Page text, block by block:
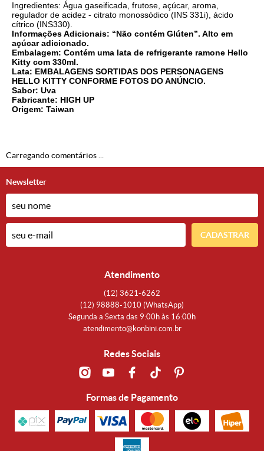
Ingredientes: Água gaseificada, frutose, açúcar, aroma,
regulador de acidez - citrato monossódico (INS 331i), ácido
cítrico (INS330).
Informações Adicionais: “Não contém Glúten”. Alto em
açúcar adicionado.
Embalagem: Contém uma lata de refrigerante ramone Hello
Kitty com 330ml.
Lata: EMBALAGENS SORTIDAS DOS PERSONAGENS
HELLO KITTY CONFORME FOTOS DO ANÚNCIO.
Sabor: Uva
Fabricante: HIGH UP
Origem: Taiwan
Carregando comentários ...
Newsletter
CADASTRAR
Atendimento
(12) 3621-6262
(12) 98888-1010 (WhatsApp)
Segunda a Sexta das 9:00h às 16:00h
atendimento@konbini.com.br
Redes Sociais
Formas de Pagamento